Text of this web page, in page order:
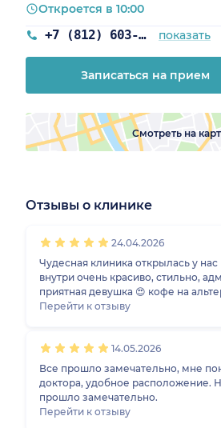
+7 (812) 603-51-12 показать
Откроется в 10:00
Записаться на прием
Смотреть на
Отзывы о клинике
24.04.2026
Чудесная клиника открылась у
внутри очень красиво, стильно,
приятная девушка 😍 кофе на
очень вкусный) делала уход для
пробовать другие процедуры.
делала 2 биоревитализации и 2
Никуличевой А.Г., все прекрасно
Геннадьевна очень приятная, все
рекомендует без излишеств ☺️🙏
реально сокращает размер пор
Перейти к отзыву
14.05.2026
Все прошло замечательно, мне
доктора, удобное расположение.
прошло замечательно.
Перейти к отзыву